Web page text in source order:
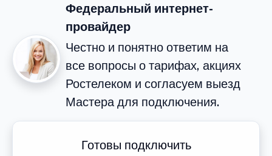
Федеральный интернет-
провайдер
Честно и понятно ответим на
все вопросы о тарифах, акциях
Ростелеком и согласуем выезд
Мастера для подключения.
Готовы подключить